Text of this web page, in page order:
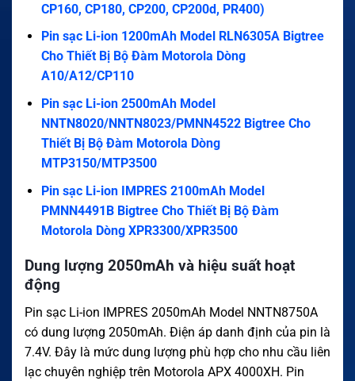
CP160, CP180, CP200, CP200d, PR400)
Pin sạc Li-ion 1200mAh Model RLN6305A Bigtree
Cho Thiết Bị Bộ Đàm Motorola Dòng
A10/A12/CP110
Pin sạc Li-ion 2500mAh Model
NNTN8020/NNTN8023/PMNN4522 Bigtree Cho
Thiết Bị Bộ Đàm Motorola Dòng
MTP3150/MTP3500
Pin sạc Li-ion IMPRES 2100mAh Model
PMNN4491B Bigtree Cho Thiết Bị Bộ Đàm
Motorola Dòng XPR3300/XPR3500
Dung lượng 2050mAh và hiệu suất hoạt
động
Pin sạc Li-ion IMPRES 2050mAh Model NNTN8750A
có dung lượng 2050mAh. Điện áp danh định của pin là
7.4V. Đây là mức dung lượng phù hợp cho nhu cầu liên
lạc chuyên nghiệp trên Motorola APX 4000XH. Pin